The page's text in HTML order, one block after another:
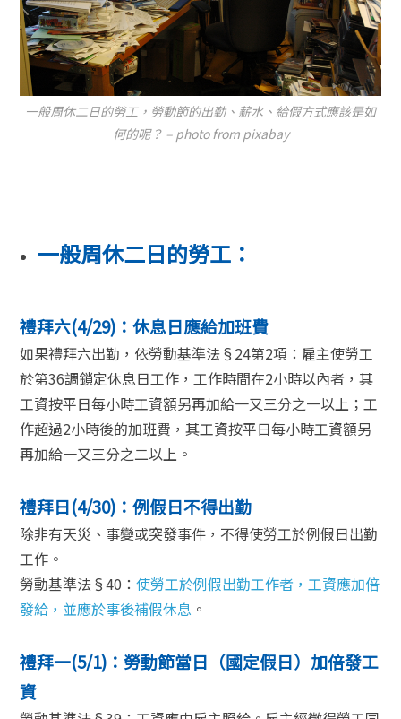
一般周休二日的勞工，勞動節的出勤、薪水、給假方式應該是如
何的呢？ – photo from pixabay
一般周休二日的勞工：
禮拜六(4/29)：休息日應給加班費
如果禮拜六出勤，依勞動基準法§24第2項：雇主使勞工
於第36調鎖定休息日工作，工作時間在2小時以內者，其
工資按平日每小時工資額另再加給一又三分之一以上；工
作超過2小時後的加班費，其工資按平日每小時工資額另
再加給一又三分之二以上。
禮拜日(4/30)：例假日不得出勤
除非有天災、事變或突發事件，不得使勞工於例假日出勤
工作。
勞動基準法§40：使勞工於例假出勤工作者，工資應加倍
發給，並應於事後補假休息 。
禮拜一(5/1)：勞動節當日（國定假日）加倍發工
資